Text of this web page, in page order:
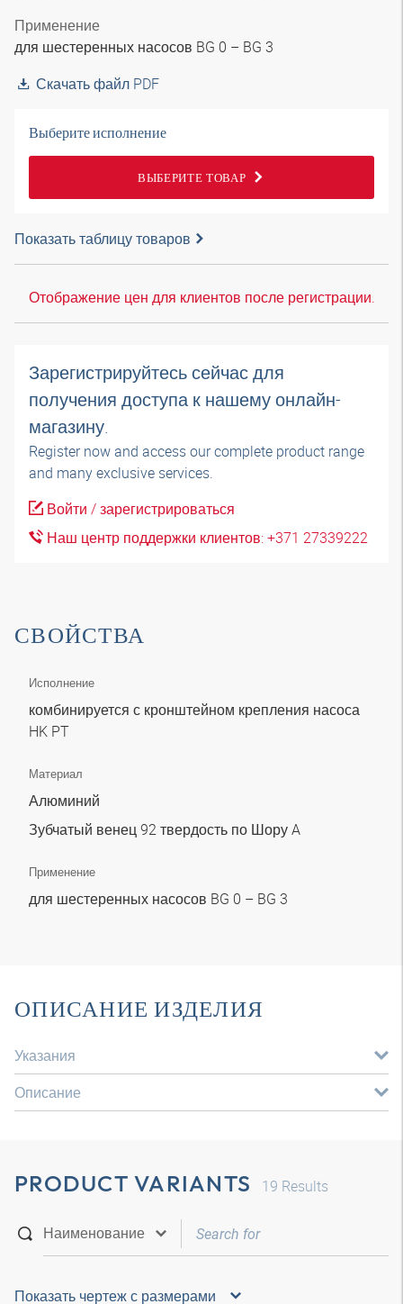
Применение
для шестеренных насосов BG 0 – BG 3
Скачать файл PDF
Выберите исполнение
ВЫБЕРИТЕ ТОВАР
Показать таблицу товаров
Отображение цен для клиентов после регистрации.
Зарегистрируйтесь сейчас для
получения доступа к нашему онлайн-
магазину.
Register now and access our complete product range
and many exclusive services.
Войти / зарегистрироваться
Наш центр поддержки клиентов: +371 27339222
СВОЙСТВА
Исполнение
комбинируется с кронштейном крепления насоса
HK PT
Материал
Алюминий
Зубчатый венец 92 твердость по Шору A
Применение
для шестеренных насосов BG 0 – BG 3
ОПИСАНИЕ ИЗДЕЛИЯ
Указания
Описание
PRODUCT VARIANTS 19 Results
Показать чертеж с размерами